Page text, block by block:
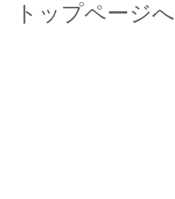
トップページへ